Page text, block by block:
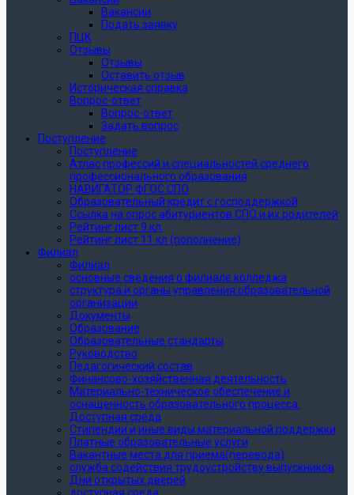
Вакансии
Подать заявку
ПЦК
Отзывы
Отзывы
Оставить отзыв
Историческая справка
Вопрос-ответ
Вопрос-ответ
Задать вопрос
Поступление
Поступление
Атлас профессий и специальностей среднего
профессионального образования
НАВИГАТОР ФГОС СПО
Образовательный кредит с господдержкой
Ссылка на опрос абитуриентов СПО и их родителей
Рейтинг лист 9 кл.
Рейтинг лист 11 кл (пополнение)
Филиал
Филиал
основные сведения о филиале колледжа
структура и органы управления образовательной
организации
Документы
Образование
Образовательные стандарты
Руководство
Педагогический состав
Финансово-хозяйственная деятельность
Материально-техническое обеспечение и
оснащенность образовательного процесса.
Доступная среда
Стипендии и иные виды материальной поддержки
Платные образовательные услуги
Вакантные места для приема(перевода)
служба содействия трудоустройству выпускников
Дни открытых дверей